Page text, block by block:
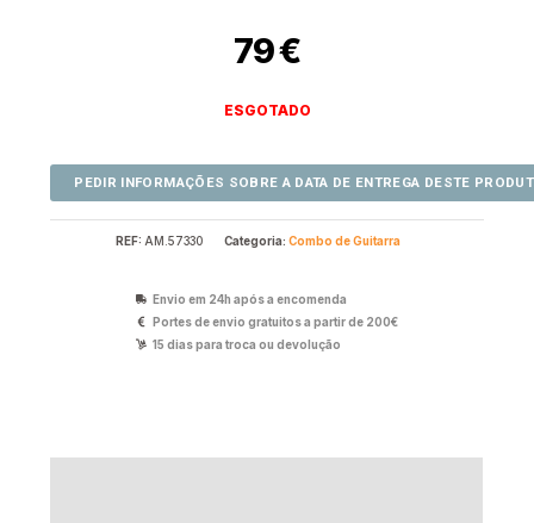
79€
ESGOTADO
REF: AM.57330 Categoria: Combo de Guitarra
Envio em 24h após a encomenda
Portes de envio gratuitos a partir de 200€
15 dias para troca ou devolução